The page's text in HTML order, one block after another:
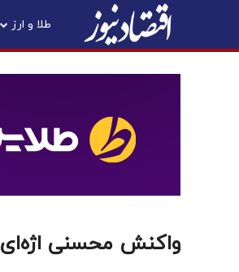
طلا و ارز
واکنش محسنی